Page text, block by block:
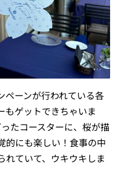
ペーンが行われている各
もゲットできちゃいま
たコースターに、桜が描
的にも楽しい！食事の中
れていて、ウキウキしま